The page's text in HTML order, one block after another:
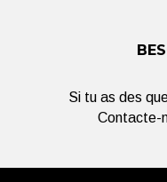
Si tu as des
Contacte-